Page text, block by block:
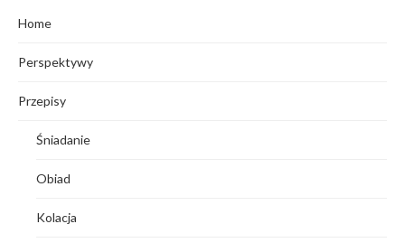
Home
Perspektywy
Przepisy
Śniadanie
Obiad
Kolacja